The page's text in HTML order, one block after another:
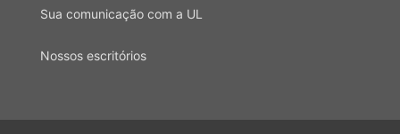
Sua comunicação com a UL
Nossos escritórios